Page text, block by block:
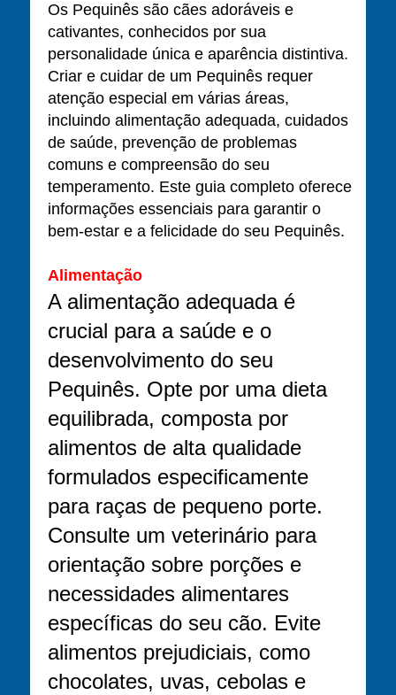
Os Pequinês são cães adoráveis e
cativantes, conhecidos por sua
personalidade única e aparência distintiva.
Criar e cuidar de um Pequinês requer
atenção especial em várias áreas,
incluindo alimentação adequada, cuidados
de saúde, prevenção de problemas
comuns e compreensão do seu
temperamento. Este guia completo oferece
informações essenciais para garantir o
bem-estar e a felicidade do seu Pequinês.
Alimentação
A alimentação adequada é
crucial para a saúde e o
desenvolvimento do seu
Pequinês. Opte por uma dieta
equilibrada, composta por
alimentos de alta qualidade
formulados especificamente
para raças de pequeno porte.
Consulte um veterinário para
orientação sobre porções e
necessidades alimentares
específicas do seu cão. Evite
alimentos prejudiciais, como
chocolates, uvas, cebolas e